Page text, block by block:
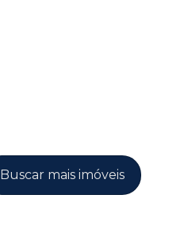
Buscar mais imóveis